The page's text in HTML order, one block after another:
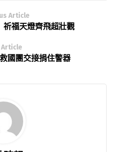
Article
福天燈齊飛超壯觀
Article
國團交接捐住警器